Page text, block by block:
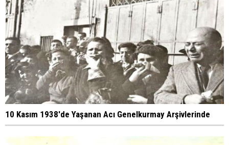
10 Kasım 1938'de Yaşanan Acı Genelkurmay Arşivlerinde